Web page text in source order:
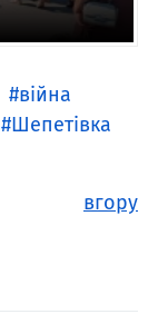
війна
Шепетівка
вгору